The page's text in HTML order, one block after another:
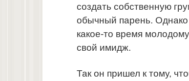
создать собственную
обычный парень. Однако
какое-то время
свой имидж.
Так он пришел к тому,